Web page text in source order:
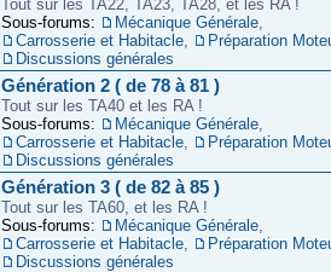
Tout sur les TA22, TA23, TA28, et les RA !
Sous-forums:
Mécanique Générale
Carrosserie et Habitacle
Préparation
Discussions générales
Génération 2 ( de 78 à 81 )
Tout sur les TA40 et les RA !
Sous-forums:
Mécanique Générale
Carrosserie et Habitacle
Préparation
Discussions générales
Génération 3 ( de 82 à 85 )
Tout sur les TA60, et les RA !
Sous-forums:
Mécanique Générale
Carrosserie et Habitacle
Préparation
Discussions générales